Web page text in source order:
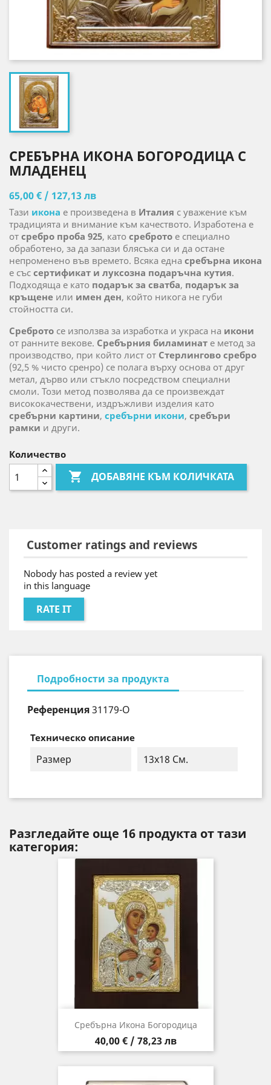
СРЕБЪРНА ИКОНА БОГОРОДИЦА С
МЛАДЕНЕЦ
65,00 € / 127,13 лв
Тази икона е произведена в Италия с уважение към
традицията и внимание към качеството. Изработена е
от сребро проба 925, като среброто е специално
обработено, за да запази блясъка си и да остане
непроменено във времето. Всяка една сребърна икона
е със сертификат и луксозна подаръчна кутия.
Подходяща е като подарък за сватба, подарък за
кръщене или имен ден, който никога не губи
стойността си.
Среброто се използва за изработка и украса на икони
от ранните векове. Сребърния биламинат е метод за
производство, при който лист от Стерлингово сребро
(92,5 % чисто сренро) се полага върху основа от друг
метал, дърво или стъкло посредством специални
смоли. Този метод позволява да се произвеждат
висококачествени, издръжливи изделия като
сребърни картини, сребърни икони, сребъри
рамки и други.
Количество
 ДОБАВЯНЕ КЪМ КОЛИЧКАТА
Customer ratings and reviews
Nobody has posted a review yet
in this language
RATE IT
Подробности за продукта
Референция31179-O
Техническо описание
Размер 13х18 См.
Разгледайте още 16 продукта от тази
категория:
Сребърна Икона Богородица
Цена
40,00 € / 78,23 лв